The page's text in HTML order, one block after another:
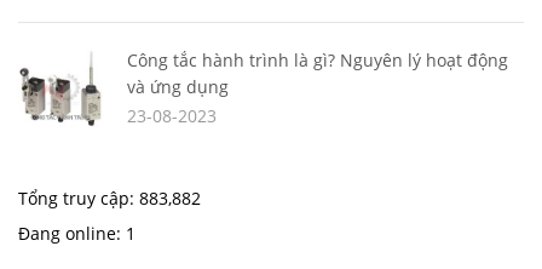
Công tắc hành trình là gì? Nguyên lý hoạt động
và ứng dụng
23-08-2023
Tổng truy cập: 883,882
Đang online: 1